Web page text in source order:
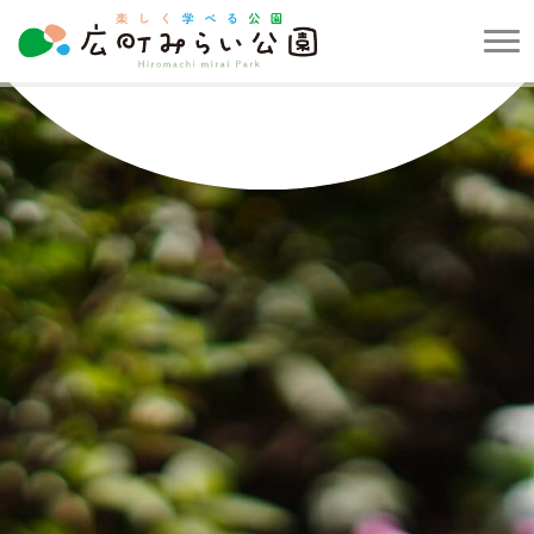
し
く
べ
る
園
町
ら
い
公
園
メ
ュ
ー
を
開
閉
す